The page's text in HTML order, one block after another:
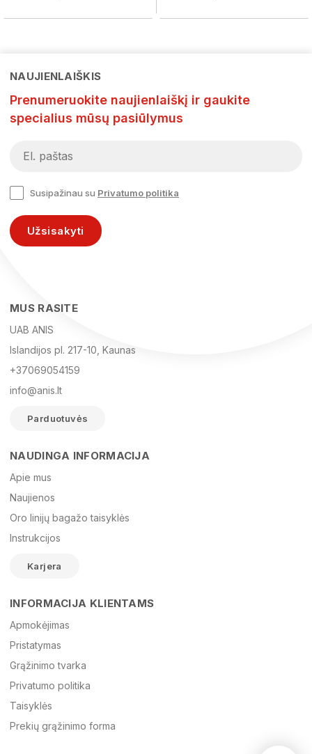
El. paštas
Žinutė
NAUJIENLAIŠKIS
Prenumeruokite naujienlaiškį ir gaukite
specialius mūsų pasiūlymus
Susipažinau su Privatumo politika
Užsisakyti
MUS RASITE
UAB ANIS
Islandijos pl. 217-10, Kaunas
+37069054159
info@anis.lt
Parduotuvės
NAUDINGA INFORMACIJA
Apie mus
Naujienos
Oro linijų bagažo taisyklės
Instrukcijos
Karjera
INFORMACIJA KLIENTAMS
Apmokėjimas
Pristatymas
Grąžinimo tvarka
Privatumo politika
Taisyklės
Prekių grąžinimo forma